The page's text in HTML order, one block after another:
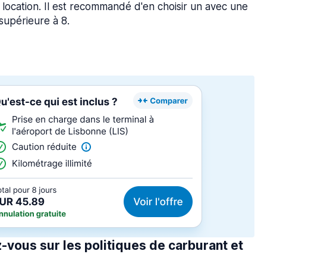
Il est recommandé d'en choisir un avec une
à 8.
vous sur les politiques de carburant et